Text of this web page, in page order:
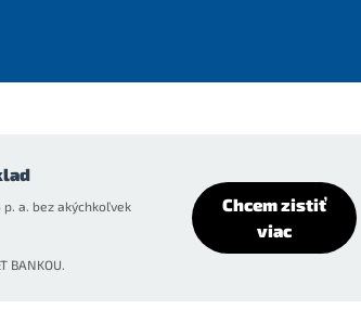
a. bez akýchkoľvek
BANKOU.
Chcem zistiť
viac